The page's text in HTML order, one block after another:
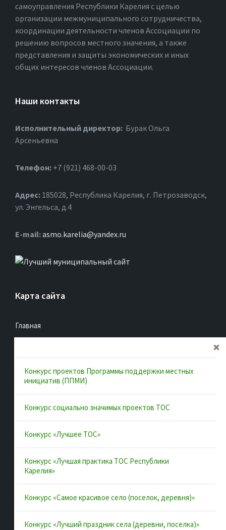
самоуправления Республики Карелия с целью
организации межмуниципального сотрудничества,
координации деятельности членов Ассоциации по
решению вопросов местного значения, а также
представления и защиты экономических и иных
общих интересов членов Ассоциации.
Наши контакты
Исполнительный директор: Бурак Ольга
Арсеньевна
Телефон: +7 (921) 468-00-03
Адрес: 185028, Республика Карелия, г. Петрозаводск,
ул. Энгельса, д.4
Е-mail:asmo.karelia@yandex.ru
Карта сайта
Главная
Документы
Муниципальные образования
Конкурсы и лучшие практики
Контакты
Полезные ссылки
Инициативы Карелии
Конкурс проектов Программы поддержки местных
инициатив (ППМИ)
Конкурс социально значимых проектов ТОС
Конкурс «Лучшее ТОС»
Конкурс «Лучшая практика ТОС Республики
Карелия»
Конкурс «Самое красивое село (поселок, деревня)»
Конкурс «Лучший праздник села (деревни, поселка)»